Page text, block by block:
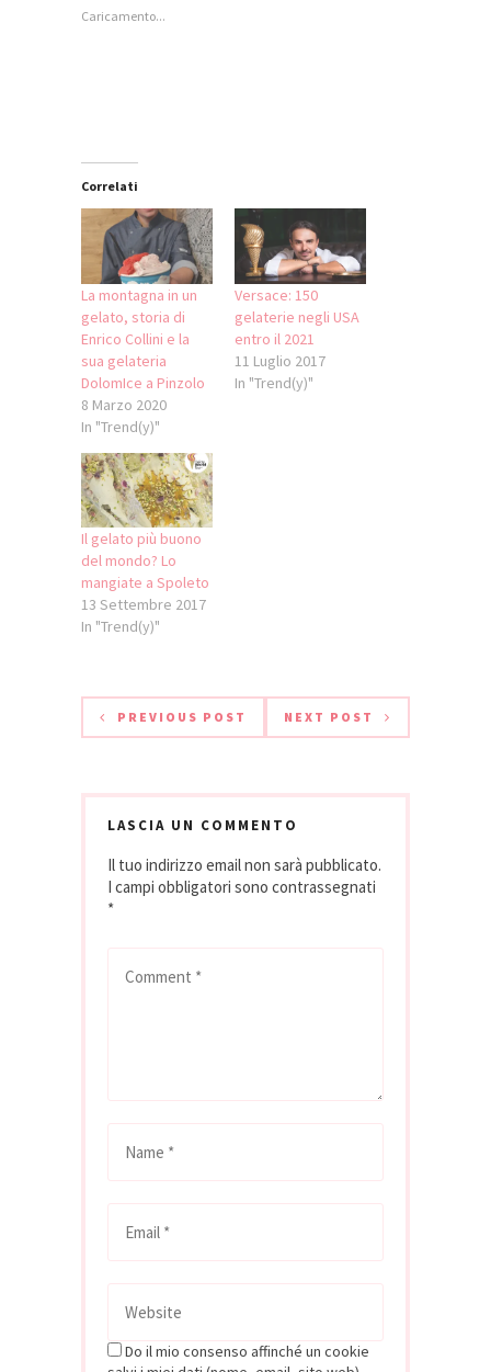
apre
in
Caricamento...
Correlati
La montagna in un
gelato, storia di
Enrico Collini e la
sua gelateria
DolomIce a Pinzolo
8 Marzo 2020
In "Trend(y)"
Versace: 150
gelaterie negli USA
entro il 2021
11 Luglio 2017
In "Trend(y)"
Il gelato più buono
del mondo? Lo
mangiate a Spoleto
13 Settembre 2017
In "Trend(y)"
PREVIOUS POST NEXT POST
LASCIA UN COMMENTO
Il tuo indirizzo email non sarà pubblicato.
I campi obbligatori sono contrassegnati
*
Do il mio consenso affinché un cookie